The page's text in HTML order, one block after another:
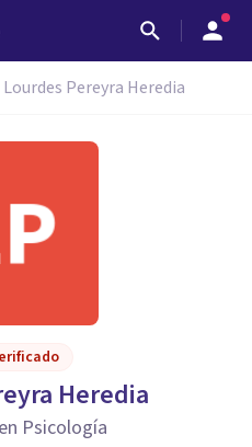
Lourdes Pereyra Heredia
Heredia
Psicología